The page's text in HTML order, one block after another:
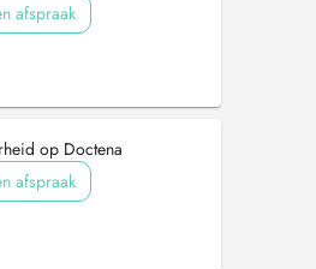
afspraak
op Doctena
afspraak